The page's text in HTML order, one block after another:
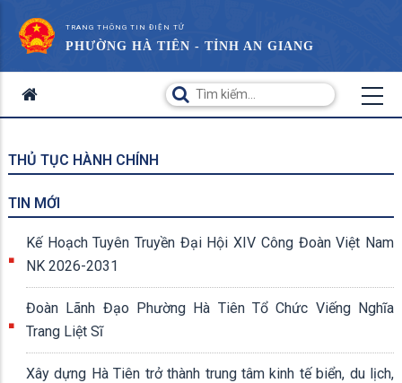
TRANG THÔNG TIN ĐIỆN TỬ
PHƯỜNG HÀ TIÊN - TỈNH AN GIANG
THỦ TỤC HÀNH CHÍNH
TIN MỚI
Kế Hoạch Tuyên Truyền Đại Hội XIV Công Đoàn Việt Nam
NK 2026-2031
Đoàn Lãnh Đạo Phường Hà Tiên Tổ Chức Viếng Nghĩa
Trang Liệt Sĩ
Xây dựng Hà Tiên trở thành trung tâm kinh tế biển, du lịch,